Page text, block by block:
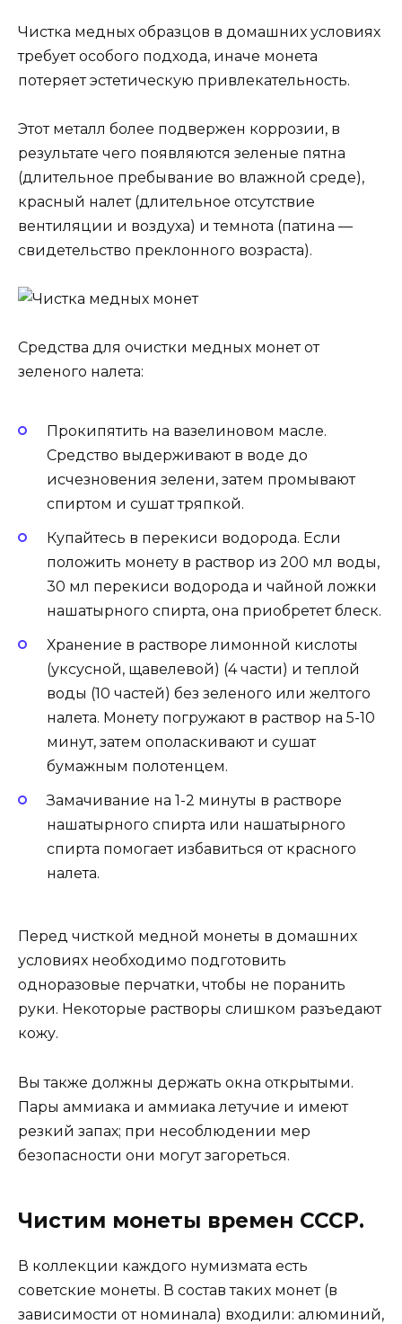
Чистка медных образцов в домашних условиях
требует особого подхода, иначе монета
потеряет эстетическую привлекательность.
Этот металл более подвержен коррозии, в
результате чего появляются зеленые пятна
(длительное пребывание во влажной среде),
красный налет (длительное отсутствие
вентиляции и воздуха) и темнота (патина —
свидетельство преклонного возраста).
Средства для очистки медных монет от
зеленого налета:
Прокипятить на вазелиновом масле.
Средство выдерживают в воде до
исчезновения зелени, затем промывают
спиртом и сушат тряпкой.
Купайтесь в перекиси водорода. Если
положить монету в раствор из 200 мл воды,
30 мл перекиси водорода и чайной ложки
нашатырного спирта, она приобретет блеск.
Хранение в растворе лимонной кислоты
(уксусной, щавелевой) (4 части) и теплой
воды (10 частей) без зеленого или желтого
налета. Монету погружают в раствор на 5-10
минут, затем ополаскивают и сушат
бумажным полотенцем.
Замачивание на 1-2 минуты в растворе
нашатырного спирта или нашатырного
спирта помогает избавиться от красного
налета.
Перед чисткой медной монеты в домашних
условиях необходимо подготовить
одноразовые перчатки, чтобы не поранить
руки. Некоторые растворы слишком разъедают
кожу.
Вы также должны держать окна открытыми.
Пары аммиака и аммиака летучие и имеют
резкий запах; при несоблюдении мер
безопасности они могут загореться.
Чистим монеты времен СССР.
В коллекции каждого нумизмата есть
советские монеты. В состав таких монет (в
зависимости от номинала) входили: алюминий,